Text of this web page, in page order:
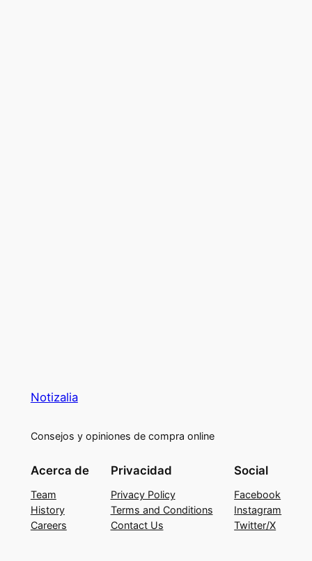
Notizalia
Consejos y opiniones de compra online
Acerca de
Team
History
Careers
Privacidad
Privacy Policy
Terms and Conditions
Contact Us
Social
Facebook
Instagram
Twitter/X